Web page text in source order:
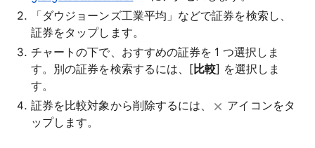
「ダウジョーンズ工業平均」などで証券を検索し、
証券をタップします。
チャートの下で、おすすめの証券を 1 つ選択しま
す。別の証券を検索するには、[比較] を選択しま
す。
証券を比較対象から削除するには、
アイコンをタ
ップします。